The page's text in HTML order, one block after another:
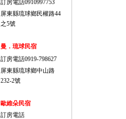
訂房電話0910997753
屏東縣琉球鄉民權路44
之5號
曼．琉球民宿
訂房電話0919-798627
屏東縣琉球鄉中山路
232-2號
歐維朵民宿
訂房電話